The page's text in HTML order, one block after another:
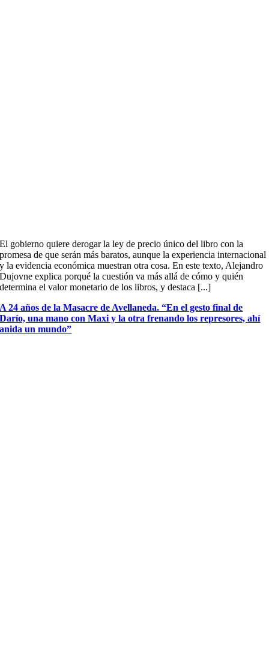
El gobierno quiere derogar la ley de precio único del libro con la
promesa de que serán más baratos, aunque la experiencia internacional
y la evidencia económica muestran otra cosa. En este texto, Alejandro
Dujovne explica porqué la cuestión va más allá de cómo y quién
determina el valor monetario de los libros, y destaca [...]
A 24 años de la Masacre de Avellaneda. “En el gesto final de
Darío, una mano con Maxi y la otra frenando los represores, ahí
anida un mundo”